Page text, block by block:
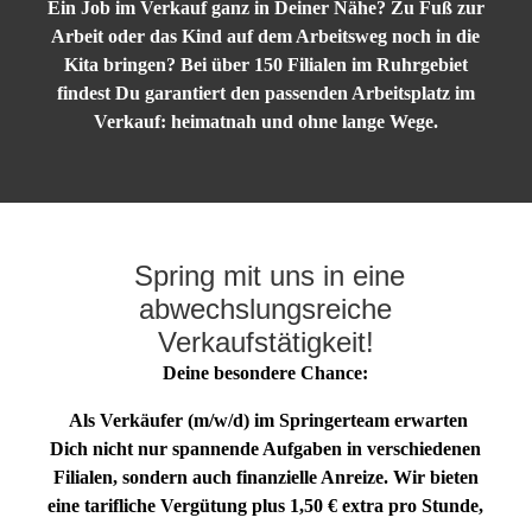
Ein Job im Verkauf ganz in Deiner Nähe? Zu Fuß zur
Arbeit oder das Kind auf dem Arbeitsweg noch in die
Kita bringen? Bei über 150 Filialen im Ruhrgebiet
findest Du garantiert den passenden Arbeitsplatz im
Verkauf: heimatnah und ohne lange Wege.
Spring mit uns in eine
abwechslungsreiche
Verkaufstätigkeit!
Deine besondere Chance:
Als Verkäufer (m/w/d) im Springerteam erwarten
Dich nicht nur spannende Aufgaben in verschiedenen
Filialen, sondern auch finanzielle Anreize. Wir bieten
eine tarifliche Vergütung plus 1,50 € extra pro Stunde,